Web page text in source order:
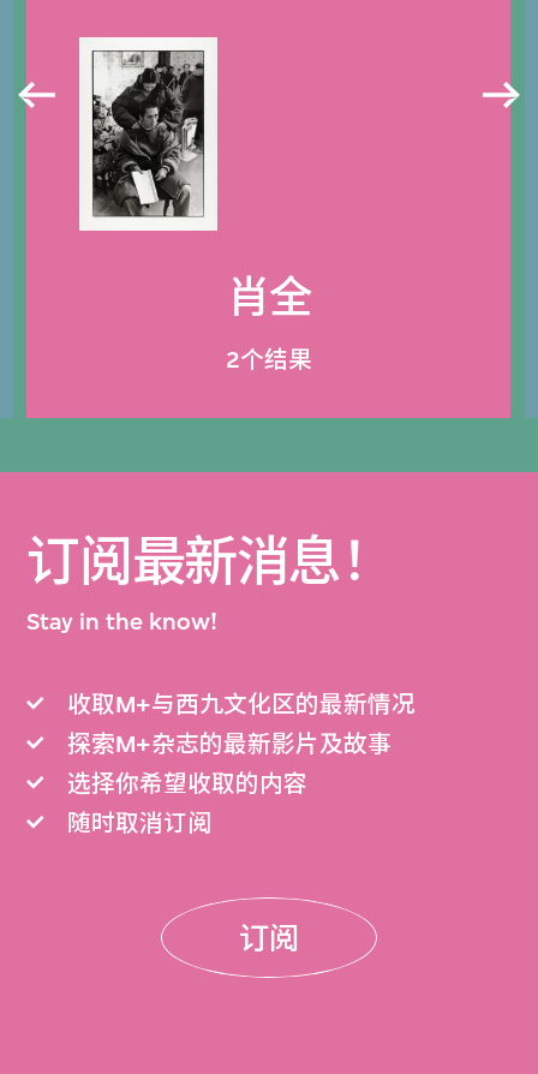
肖全
2个结果
订阅最新消息！
Stay in the know!
收取M+与西九文化区的最新情况
探索M+杂志的最新影片及故事
选择你希望收取的内容
随时取消订阅
订阅